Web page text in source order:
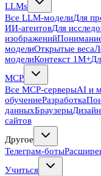
LLMs
Все LLM-моделиДля
ИИ-агентовДля
изображений
моделиОткрытые веса
моделиКонтекст 1M+
MCP
Все MCP-серверыAI и
обучениеРазработка
данныхБраузерыДизайн
сайтов
Другое
Телеграм-боты
Учиться